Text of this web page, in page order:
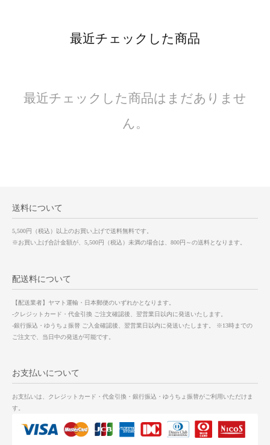
最近チェックした商品
最近チェックした商品はまだありませ
ん。
送料について
5,500円（税込）以上のお買い上げで送料無料です。
※お買い上げ合計金額が、5,500円（税込）未満の場合は、800円～の送料となります。
配送料について
【配送業者】ヤマト運輸・日本郵便のいずれかとなります。
-クレジットカード・代金引換 ご注文確認後、翌営業日以内に発送いたします。
-銀行振込・ゆうちょ振替 ご入金確認後、翌営業日以内に発送いたします。 ※13時までの
ご注文で、当日中の発送が可能です。
お支払いについて
お支払いは、クレジットカード・代金引換・銀行振込・ゆうちょ振替がご利用いただけま
す。